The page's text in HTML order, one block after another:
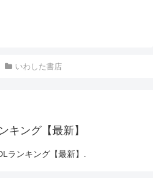
いわした書店
キング【最新】
ランキング【最新】.